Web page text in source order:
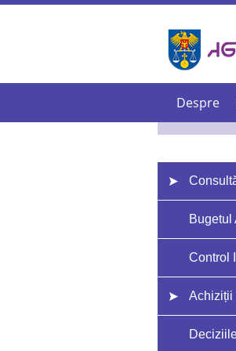
Despre
Bugetul
Control
Achiziții